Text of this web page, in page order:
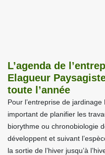
L’agenda de
Elagueur
toute l’année
Pour l’entreprise de
important de planifier les
biorythme ou chronobiologie
développent et suivant
la sortie de l’hiver jusqu’à